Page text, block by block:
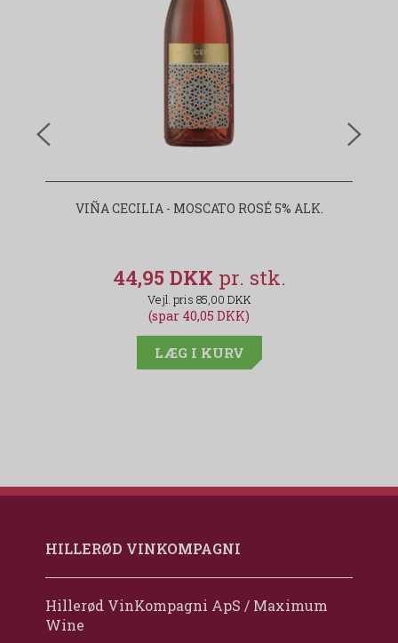
VIÑA CECILIA - MOSCATO ROSÉ 5% ALK.
44,95 DKK
85,00 DKK
(spar 40,05 DKK)
LÆG I KURV
HILLERØD VINKOMPAGNI
Hillerød VinKompagni ApS / Maximum
Wine